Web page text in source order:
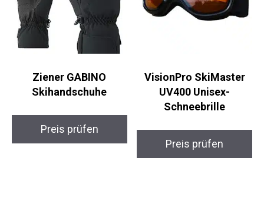
Ziener GABINO
Skihandschuhe
Preis prüfen
VisionPro SkiMaster
UV400 Unisex-
Schneebrille
Preis prüfen